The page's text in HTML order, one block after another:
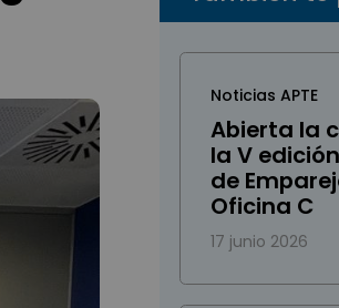
Noticias APTE
Abierta la
la V
de
Oficina C
17 junio 2026